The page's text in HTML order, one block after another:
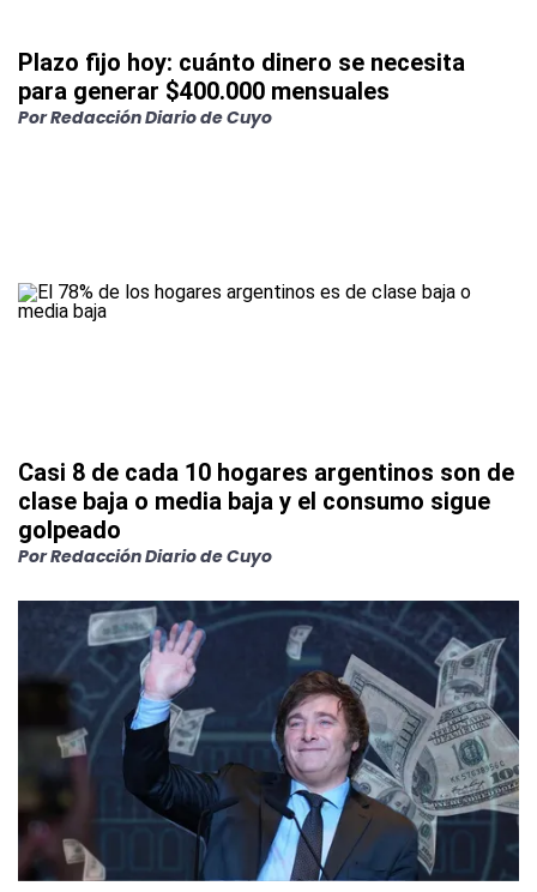
Plazo fijo hoy: cuánto dinero se necesita
para generar $400.000 mensuales
PorRedacción Diario de Cuyo
Casi 8 de cada 10 hogares argentinos son de
clase baja o media baja y el consumo sigue
golpeado
PorRedacción Diario de Cuyo